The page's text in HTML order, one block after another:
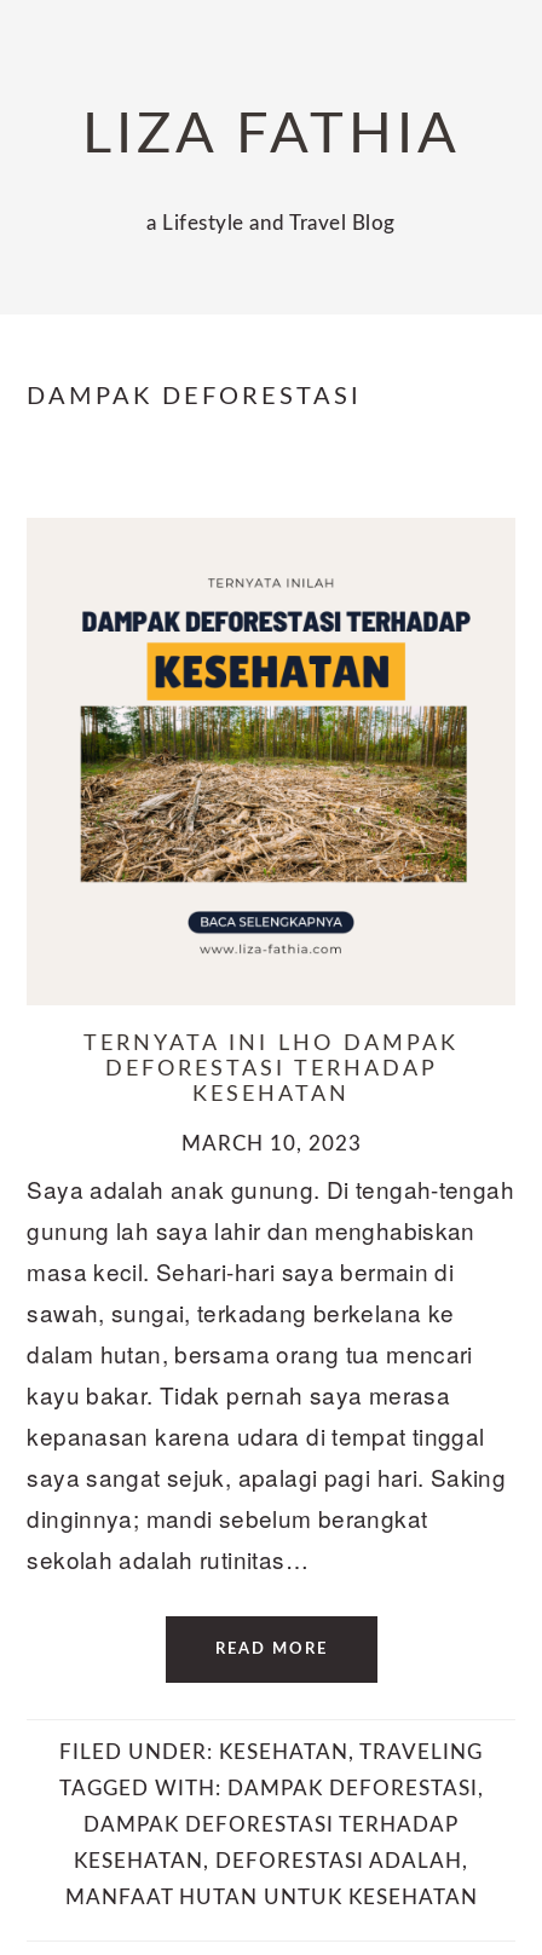
navigationLIZA FATHIA
a Lifestyle and Travel Blog
DAMPAK DEFORESTASI
TERNYATA INI LHO DAMPAK
DEFORESTASI TERHADAP
KESEHATAN
MARCH 10, 2023
Saya adalah anak gunung. Di tengah-tengah
gunung lah saya lahir dan menghabiskan
masa kecil. Sehari-hari saya bermain di
sawah, sungai, terkadang berkelana ke
dalam hutan, bersama orang tua mencari
kayu bakar. Tidak pernah saya merasa
kepanasan karena udara di tempat tinggal
saya sangat sejuk, apalagi pagi hari. Saking
dinginnya; mandi sebelum berangkat
sekolah adalah rutinitas…
READ MORE
FILED UNDER: KESEHATAN , TRAVELING
TAGGED WITH: DAMPAK DEFORESTASI ,
DAMPAK DEFORESTASI TERHADAP
KESEHATAN , DEFORESTASI ADALAH ,
MANFAAT HUTAN UNTUK KESEHATAN